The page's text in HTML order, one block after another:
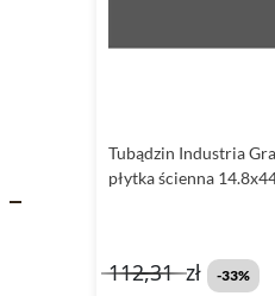
Tubądzin Industria
płytka ścienna
112,31zł -33%